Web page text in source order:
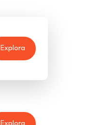
Explora